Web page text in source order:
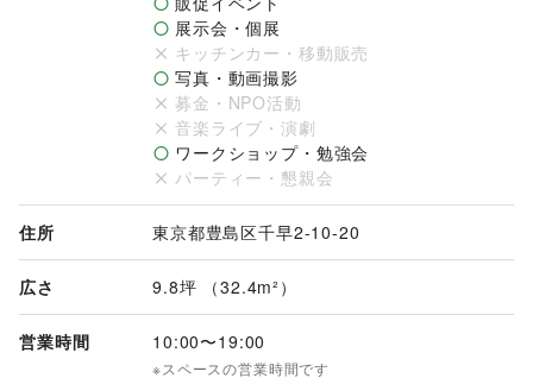
別に分けてご利用いただくことも可能です。また、お店の前の
スペースも自由にレイアウトできるため、出店スタイルに合わ
せた演出をお楽しみいただけます。
1階にはキッチン・トイレ・シャワールームを完備。2階の洋
室は、イートインスペースや休憩室、打ち合わせスペース、在
庫置き場など、多目的にご活用いただけます。
自然光が差し込む一軒家ならではの温かみのある空間は、初め
ての個人出店はもちろん、小規模なポップアップストア、古民
家カフェのプレ営業、お試し出店にもおすすめです。
展示会・個展
キッチンカー・移動販売
写真・動画撮影
募金・NPO活動
音楽ライブ・演劇
ワークショップ・勉強会
パーティー・懇親会
住所 東京都豊島区千早2-10-20
広さ 9.8坪 （32.4m²）
営業時間 10:00〜19:00
※スペースの営業時間です